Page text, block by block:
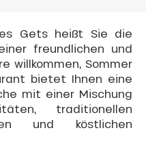
Gets heißt Sie die
freundlichen und
willkommen, Sommer
bietet Ihnen eine
mit einer Mischung
traditionellen
und köstlichen